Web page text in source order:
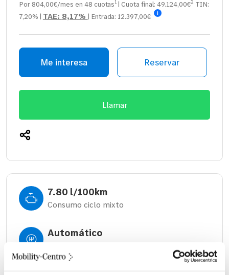
Por 804,00€/mes en 48 cuotas1 | Cuota final:49.124,00€2 TIN:
7,20% | TAE: 8,17% | Entrada: 12.397,00€ i
Me interesa Reservar
Llamar
7.80 l/100km
Consumo ciclo mixto
Automático